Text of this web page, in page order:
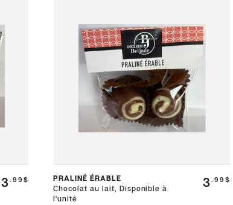
3 .99$
PRALINÉ ÉRABLE
Chocolat au lait, Disponible à
l'unité
3.99$